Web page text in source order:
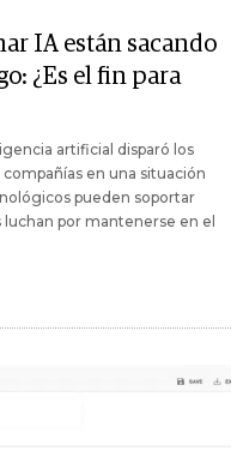
IA están sacando
¿Es el fin para
artificial disparó los
en una situación
pueden soportar
por mantenerse en el